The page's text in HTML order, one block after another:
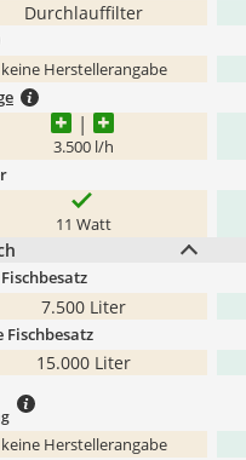
Durchlauffilter
keine Herstellerangabe
3.500 l/h
11 Watt
7.500 Liter
Fischbesatz
15.000 Liter
keine Herstellerangabe